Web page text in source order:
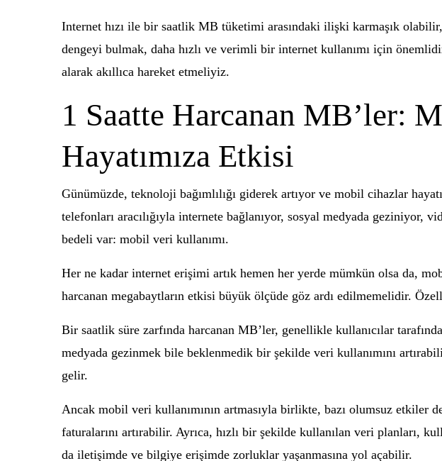
Internet hızı ile bir saatlik MB tüketimi arasındaki ilişki karmaşık
dengeyi bulmak, daha hızlı ve verimli bir internet kullanımı için
alarak akıllıca hareket etmeliyiz.
1 Saatte Harcanan MB’ler:
Hayatımıza Etkisi
Günümüzde, teknoloji bağımlılığı giderek artıyor ve mobil cihazlar
telefonları aracılığıyla internete bağlanıyor, sosyal medyada
bedeli var: mobil veri kullanımı.
Her ne kadar internet erişimi artık hemen her yerde mümkün olsa da,
harcanan megabaytların etkisi büyük ölçüde göz ardı edilmemelidir.
Bir saatlik süre zarfında harcanan MB’ler, genellikle kullanıcılar
medyada gezinmek bile beklenmedik bir şekilde veri kullanımını
gelir.
Ancak mobil veri kullanımının artmasıyla birlikte, bazı olumsuz etkiler
faturalarını artırabilir. Ayrıca, hızlı bir şekilde kullanılan veri planları,
da iletişimde ve bilgiye erişimde zorluklar yaşanmasına yol açabilir.